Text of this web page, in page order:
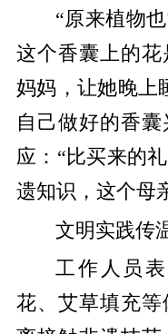
“原来植物
这个香囊上的
妈妈，让她晚上
自己做好的香
应：“比买来的
遗知识，这个母
文明实践传
工作人员
花、艾草填充